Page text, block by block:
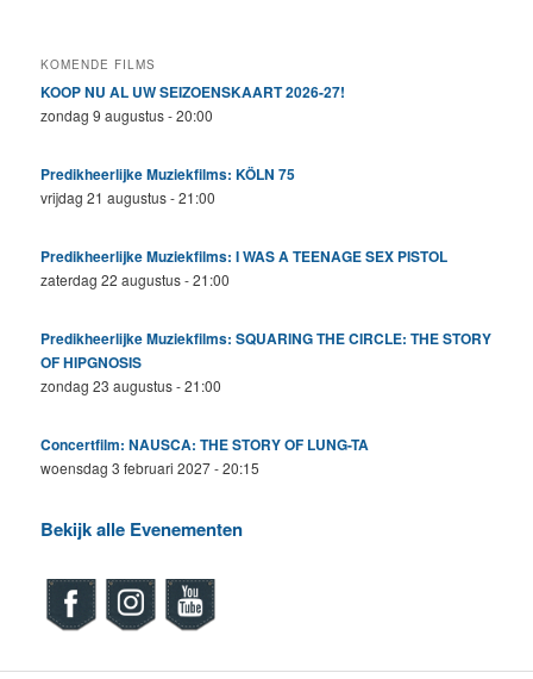
KOMENDE FILMS
KOOP NU AL UW SEIZOENSKAART 2026-27!
zondag 9 augustus - 20:00
Predikheerlijke Muziekfilms: KÖLN 75
vrijdag 21 augustus - 21:00
Predikheerlijke Muziekfilms: I WAS A TEENAGE SEX PISTOL
zaterdag 22 augustus - 21:00
Predikheerlijke Muziekfilms: SQUARING THE CIRCLE: THE STORY
OF HIPGNOSIS
zondag 23 augustus - 21:00
Concertfilm: NAUSCA: THE STORY OF LUNG-TA
woensdag 3 februari 2027 - 20:15
Bekijk alle Evenementen